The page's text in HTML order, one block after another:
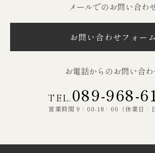
メールでのお問い合わ
お問い合わせフォーム
お電話からのお問い合
TEL. 089-968-
営業時間 9：00-18：00（休業日：